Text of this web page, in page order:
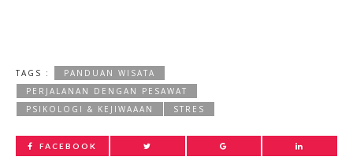
TAGS :
PANDUAN WISATA
PERJALANAN DENGAN PESAWAT
PSIKOLOGI & KEJIWAAAN
STRES
FACEBOOK